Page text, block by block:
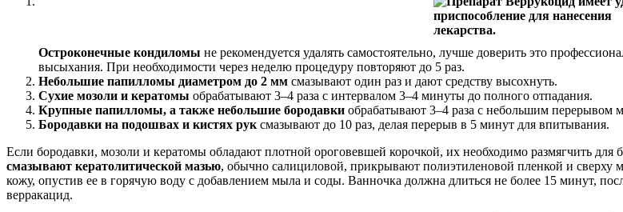
Остроконечные кондиломы не рекомендуется удалять самостоятельно, лучше доверить это
высыхания. При необходимости через неделю процедуру повторяют до 5 раз.
Небольшие папилломы диаметром до 2 мм смазывают один раз и дают средству высохнуть.
Сухие мозоли и кератомы обрабатывают 3–4 раза с интервалом 3–4 минуты до полного отпадания.
Крупные папилломы, а также небольшие бородавки обрабатывают 3–4 раза с небольшим перерывом
Бородавки на подошвах и кистях руксмазывают до 10 раз, делая перерыв в 5 минут для впитывания.
Если бородавки, мозоли и кератомы обладают плотной ороговевшей корочкой, их необходимо размягчить для
смазывают кератолитической мазью, обычно салициловой, прикрывают полиэтиленовой пленкой и сверху
кожу, опустив ее в горячую воду с добавлением мыла и соды. Ванночка должна длиться не более 15 минут,
верракацид.